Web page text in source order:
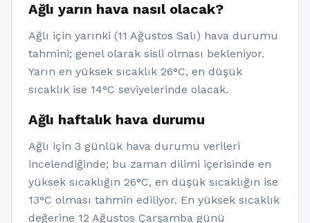
Ağlı yarın hava nasıl olacak?
Ağlı için yarınki (11 Ağustos Salı) hava durumu
tahmini; genel olarak sisli olması bekleniyor.
Yarın en yüksek sıcaklık 26°C, en düşük
sıcaklık ise 14°C seviyelerinde olacak.
Ağlı haftalık hava durumu
Ağlı için 3 günlük hava durumu verileri
incelendiğinde; bu zaman dilimi içerisinde en
yüksek sıcaklığın 26°C, en düşük sıcaklığın ise
13°C olması tahmin ediliyor. En yüksek sıcaklık
değerine 12 Ağustos Çarşamba günü